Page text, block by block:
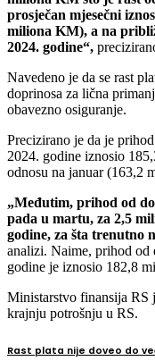
prosječan mjesečni
miliona KM), a na
2024. godine“,
Navedeno je da se rast
doprinosa za lična
obavezno osiguranje.
Precizirano je da je
2024. godine iznosio
odnosu na januar (163,2
„Međutim, prihod od
pada u martu, za 2,5
godine, za šta trenutno
analizi. Naime, prihod od
godine je iznosio 182,8
Ministarstvo finansija RS
krajnju potrošnju u RS.
Rast plata nije doveo do